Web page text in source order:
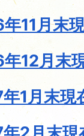
11月末
12月末
1月末現